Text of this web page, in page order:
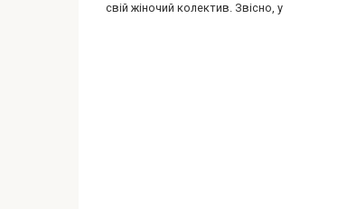
свій жіночий колектив. Звісно, ​​у